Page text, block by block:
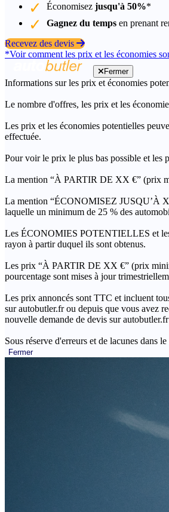
Économisez jusqu'à 50%*
Gagnez du temps en prenant
Recevez des devis
*Voir comment les prix et les économies
Fermer
Informations sur les prix et économies
Le nombre d'offres, les prix et les
Les prix et les économies potentielles
effectuée.
Pour voir le prix le plus bas possible et les
La mention “À PARTIR DE XX €” (prix
La mention “ÉCONOMISEZ JUSQU’À
laquelle un minimum de 25 % des
Les ÉCONOMIES POTENTIELLES et les
rayon à partir duquel ils sont obtenus.
Les prix “À PARTIR DE XX €” (prix
pourcentage sont mises à jour
Les prix annoncés sont TTC et incluent
sur autobutler.fr ou depuis que vous avez
nouvelle demande de devis sur
Sous réserve d'erreurs et de lacunes dans
Fermer